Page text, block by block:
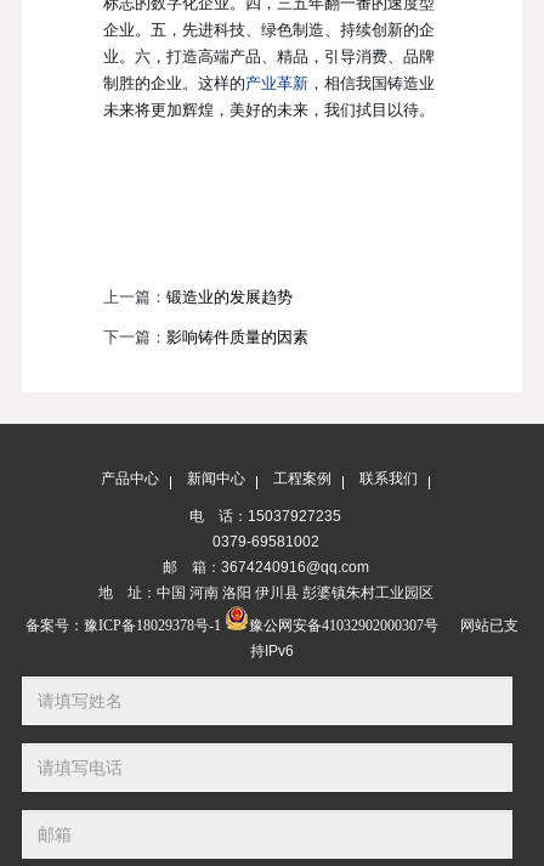
企业。五，先进科技、绿色制造、持续创新的企
业。六，打造高端产品、精品，引导消费、品牌
制胜的企业。这样的产业革新 ，相信我国铸造业
未来将更加辉煌，美好的未来，我们拭目以待。
上一篇：锻造业的发展趋势
下一篇：影响铸件质量的因素
产品中心 新闻中心 工程案例 联系我们
电 话：15037927235
0379-69581002
邮 箱：3674240916@qq.com
地 址：中国 河南 洛阳 伊川县 彭婆镇朱村工业园区
备案号： 豫ICP备18029378号-1 豫公网安备41032902000307号
网站已支
持IPv6